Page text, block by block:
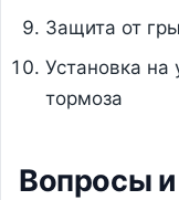
Защита от
Установка на
тормоза
Вопросы